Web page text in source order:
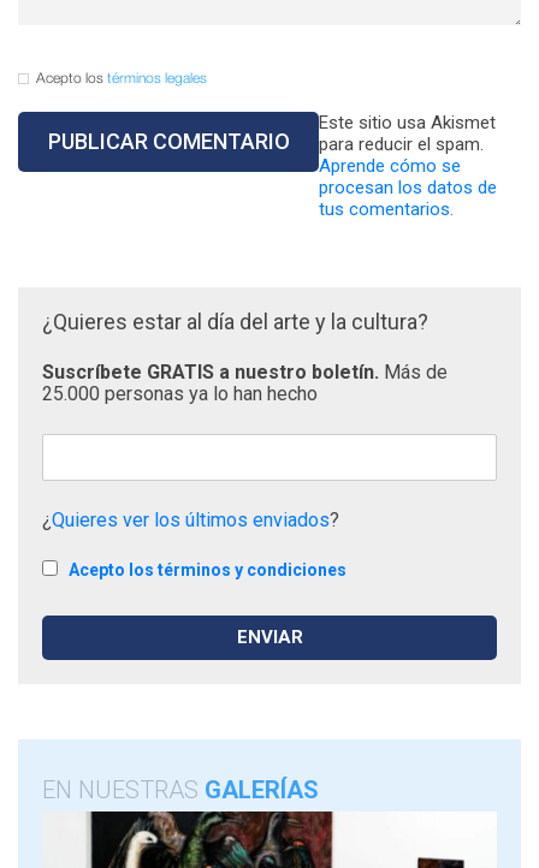
Acepto los términos legales
Este sitio usa Akismet
para reducir el spam.
Aprende cómo se
procesan los datos de
tus comentarios.
¿Quieres estar al día del arte y la cultura?
Suscríbete GRATIS a nuestro boletín. Más de
25.000 personas ya lo han hecho
¿Quieres ver los últimos enviados?
Acepto los términos y condiciones
EN NUESTRAS GALERÍAS